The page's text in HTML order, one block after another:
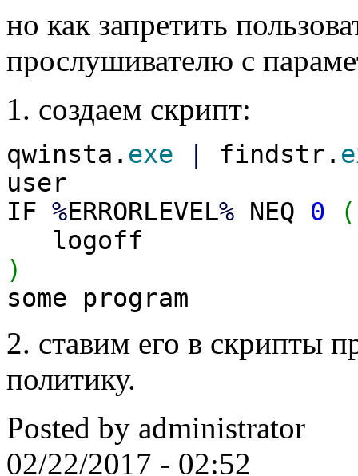
но как запретить
прослушивателю с
1. создаем скрипт:
qwinsta. exe findstr.
user
IF %ERRORLEVEL% NEQ 0
(
logoff
)
some program
2. ставим его в скрипты
политику.
Posted by administrator
02/22/2017 - 02:52